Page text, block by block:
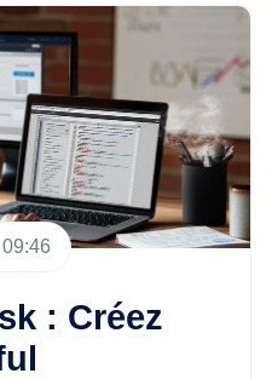
: Créez